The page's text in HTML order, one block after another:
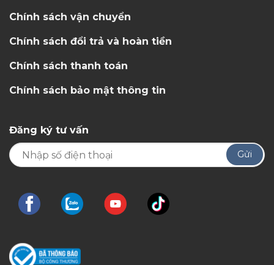
Chính sách vận chuyển
Chính sách đổi trả và hoàn tiền
Chính sách thanh toán
Chính sách bảo mật thông tin
Đăng ký tư vấn